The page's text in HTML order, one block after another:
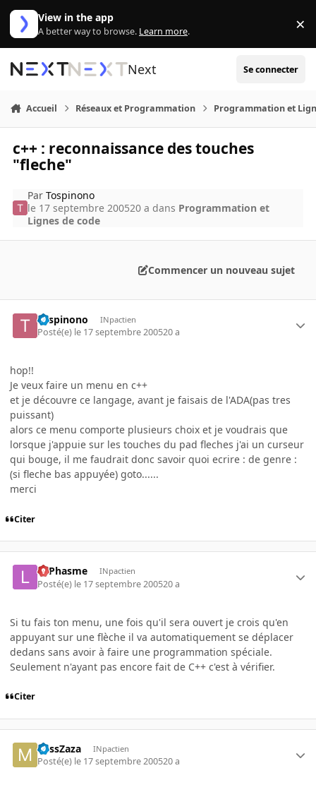
Aller au contenu
View in the app
A better way to browse. Learn more. ×
Next Se connecter
Accueil Réseaux et Programmation Programmation et
c++ : reconnaissance des touches
"fleche"
ParTospinono
le 17 septembre 200520 a dans Programmation et
Lignes de code
Commencer un nouveau sujet
Tospinono INpactien
Posté(e) le 17 septembre 200520 a
hop!!
Je veux faire un menu en c++
et je découvre ce langage, avant je faisais de l'ADA(pas tres
puissant)
alors ce menu comporte plusieurs choix et je voudrais que
lorsque j'appuie sur les touches du pad fleches j'ai un curseur
qui bouge, il me faudrait donc savoir quoi ecrire : de genre :
(si fleche bas appuyée) goto......
merci
Citer
LePhasme INpactien
Posté(e) le 17 septembre 200520 a
Si tu fais ton menu, une fois qu'il sera ouvert je crois qu'en
appuyant sur une flèche il va automatiquement se déplacer
dedans sans avoir à faire une programmation spéciale.
Seulement n'ayant pas encore fait de C++ c'est à vérifier.
Citer
MissZaza INpactien
Posté(e) le 17 septembre 200520 a